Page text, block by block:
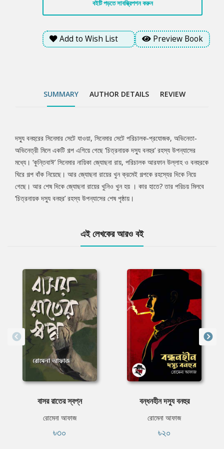
বইটি পড়তে সাবস্ক্রিপশন করুন
Add to Wish List Preview Book
SUMMARY AUTHOR DETAILS REVIEW
Tab
Article
দস্যু বনহুরের সিনেমার সেটে যাওয়া, সিনেমার সেটে পরিচালক-প্রযোজক, অভিনেতা-
অভিনেত্রী মিলে একটি গল্প এগিয়ে গেছে ‘চিত্রনায়ক দস্যু বনহুর’ রহস্য উপন্যাসের
মধ্যে। ‘কুন্তিবাঈ’ সিনেমার নায়িকা জ্যোছনা রায়, পরিচালক আরফান উল্লাহ ও বনহুরকে
ঘিরে গল্প বাঁক নিয়েছে। আর জ্যোছনা রায়ের খুন ক্রমেই গল্পকে রহস্যের দিকে নিয়ে
গেছে। আর শেষ দিকে জ্যোছনা রায়ের খুনিও খুন হয় । কার হাতে? তার পরিচয় মিলবে
‘চিত্রনায়ক দস্যু বনহুর’ রহস্য উপন্যাসের শেষ পৃষ্ঠায়।
এই লেখকের আরও বই
বাসর রাতের স্বপ্ন
রোমেনা আফাজ
৳৩০
বন্ধনহীন দস্যু বনহুর
রোমেনা আফাজ
৳২০